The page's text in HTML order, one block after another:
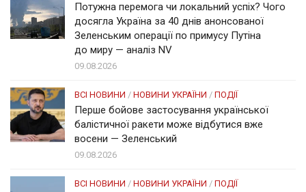
Потужна перемога чи локальний успіх? Чого
досягла Україна за 40 днів анонсованої
Зеленським операції по примусу Путіна
до миру — аналіз NV
09.08.2026
ВСІ НОВИНИ / НОВИНИ УКРАЇНИ / ПОДІЇ
Перше бойове застосування української
балістичної ракети може відбутися вже
восени — Зеленський
09.08.2026
ВСІ НОВИНИ / НОВИНИ УКРАЇНИ / ПОДІЇ